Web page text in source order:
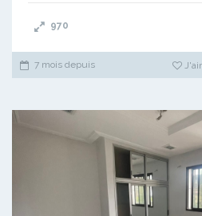
970
7 mois depuis